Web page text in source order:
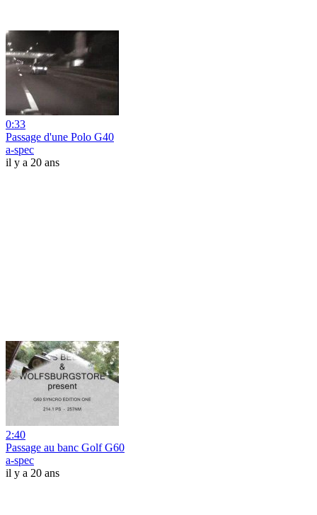
0:33
Passage d'une Polo G40
a-spec
il y a 20 ans
2:40
Passage au banc Golf G60
a-spec
il y a 20 ans